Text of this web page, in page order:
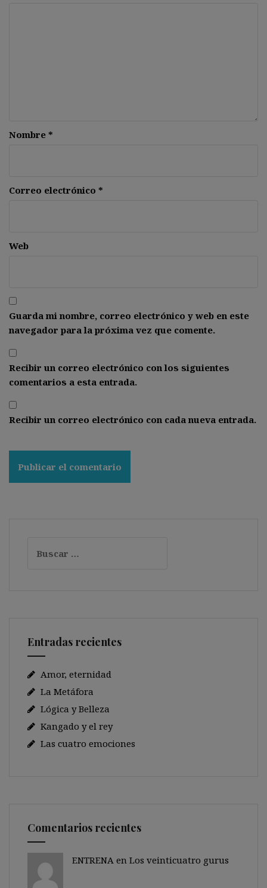
Nombre *
Correo electrónico *
Web
Guarda mi nombre, correo electrónico y web en este
navegador para la próxima vez que comente.
Recibir un correo electrónico con los siguientes
comentarios a esta entrada.
Recibir un correo electrónico con cada nueva entrada.
Entradas recientes
Amor, eternidad
La Metáfora
Lógica y Belleza
Kangado y el rey
Las cuatro emociones
Comentarios recientes
ENTRENA en Los veinticuatro gurus